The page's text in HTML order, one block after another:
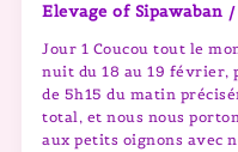
Elevage of Sipawaban /
Jour 1 Coucou tout le
nuit du 18 au 19 février,
de 5h15 du matin
total, et nous nous
aux petits oignons avec